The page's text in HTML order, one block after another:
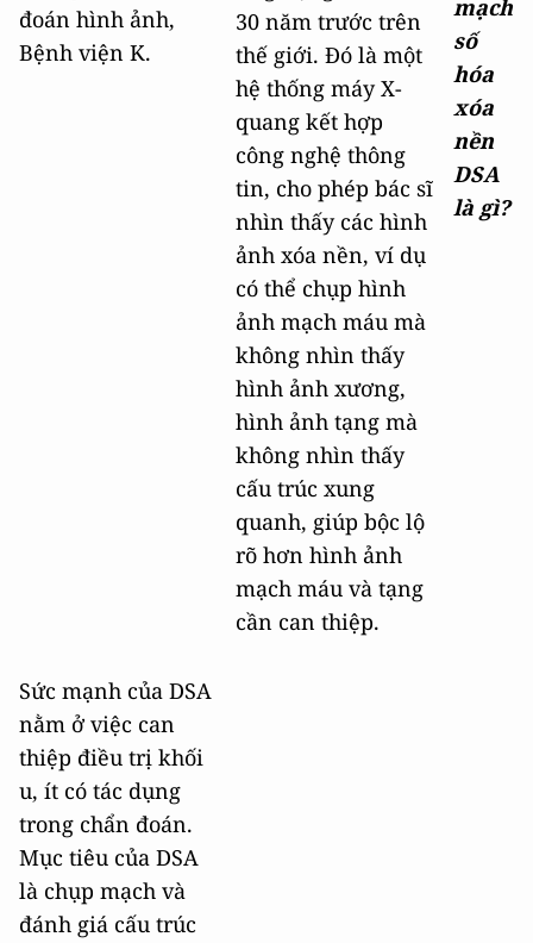
đoán hình ảnh,
Bệnh viện K.
30 năm trước trên
thế giới. Đó là một
hệ thống máy X-
quang kết hợp
công nghệ thông
tin, cho phép bác sĩ
nhìn thấy các hình
ảnh xóa nền, ví dụ
có thể chụp hình
ảnh mạch máu mà
không nhìn thấy
hình ảnh xương,
hình ảnh tạng mà
không nhìn thấy
cấu trúc xung
quanh, giúp bộc lộ
rõ hơn hình ảnh
mạch máu và tạng
cần can thiệp.
mạch
số
hóa
xóa
nền
DSA
là gì?
Sức mạnh của DSA
nằm ở việc can
thiệp điều trị khối
u, ít có tác dụng
trong chẩn đoán.
Mục tiêu của DSA
là chụp mạch và
đánh giá cấu trúc